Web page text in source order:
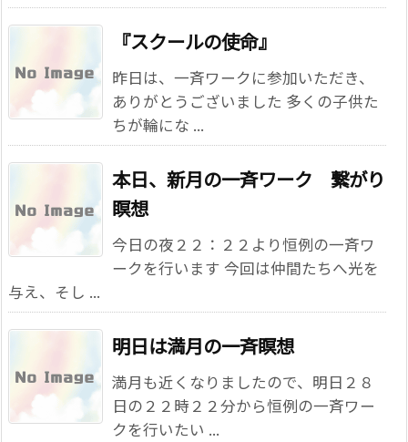
『スクールの使命』
昨日は、一斉ワークに参加いただき、
ありがとうございました 多くの子供た
ちが輪にな ...
本日、新月の一斉ワーク 繋がり
瞑想
今日の夜２２：２２より恒例の一斉ワ
ークを行います 今回は仲間たちへ光を
与え、そし ...
明日は満月の一斉瞑想
満月も近くなりましたので、明日２８
日の２２時２２分から恒例の一斉ワー
クを行いたい ...